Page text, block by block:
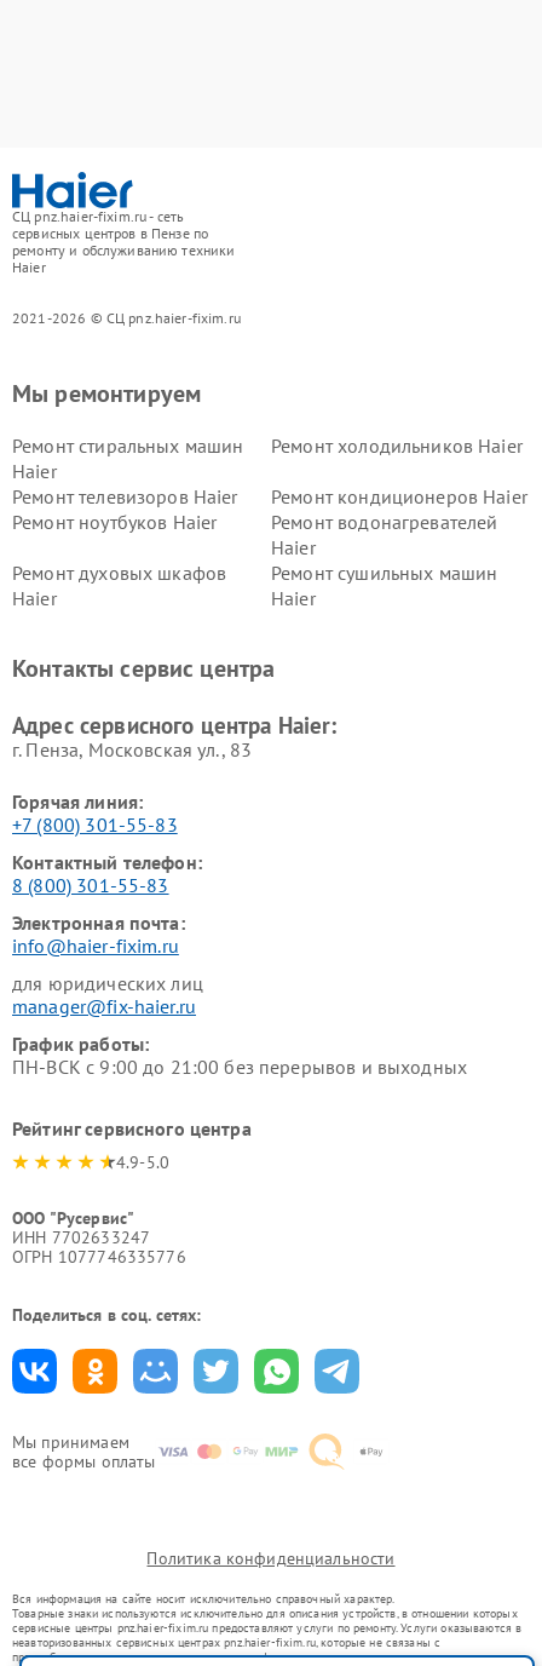
СЦ pnz.haier-fixim.ru - сеть
сервисных центров в Пензе по
ремонту и обслуживанию техники
Haier
2021-2026 © СЦ pnz.haier-fixim.ru
Мы принимаем
все формы оплаты
Мы ремонтируем
Ремонт стиральных машин
Haier
Ремонт холодильников Haier
Ремонт телевизоров Haier
Ремонт кондиционеров Haier
Ремонт ноутбуков Haier
Ремонт водонагревателей
Haier
Ремонт духовых шкафов
Haier
Ремонт сушильных машин
Haier
Ремонт роботов-пылесосов
Ремонт посудомоечных
Контакты сервис центра
Адрес сервисного центра Haier:
г. Пенза, Московская ул., 83
Горячая линия:
+7 (800) 301-55-83
Контактный телефон:
8 (800) 301-55-83
Электронная почта:
info@haier-fixim.ru
для юридических лиц
manager@fix-haier.ru
График работы:
ПН-ВСК с 9:00 до 21:00 без перерывов и выходных
Рейтинг сервисного центра
4.9-5.0
ООО "Русервис"
ИНН 7702633247
ОГРН 1077746335776
Поделиться в соц. сетях:
Политика конфиденциальности
Вся информация на сайте носит исключительно справочный характер.
Товарные знаки используются исключительно для описания устройств, в отношении которых
сервисные центры pnz.haier-fixim.ru предоставляют услуги по ремонту. Услуги оказываются в
неавторизованных сервисных центрах pnz.haier-fixim.ru, которые не связаны с
правообладателями товарных знаков или их официальными представителями.